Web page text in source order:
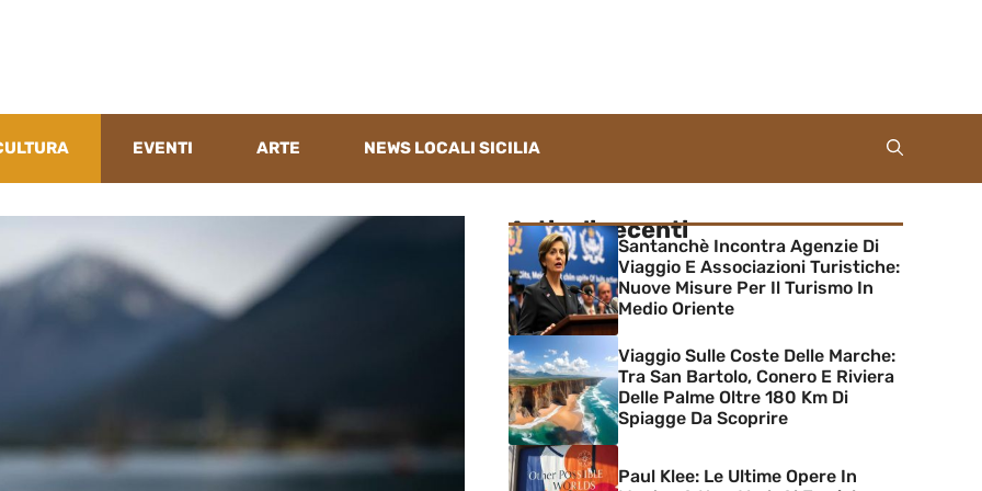
EVENTI ARTE NEWS LOCALI SICILIA
Articoli recenti
Santanchè Incontra Agenzie Di
Viaggio E Associazioni Turistiche:
Nuove Misure Per Il Turismo In
Medio Oriente
Viaggio Sulle Coste Delle Marche:
Tra San Bartolo, Conero E Riviera
Delle Palme Oltre 180 Km Di
Spiagge Da Scoprire
Paul Klee: Le Ultime Opere In